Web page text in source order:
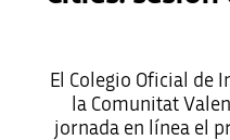
El Colegio Oficial de
la Comunitat
jornada en línea el